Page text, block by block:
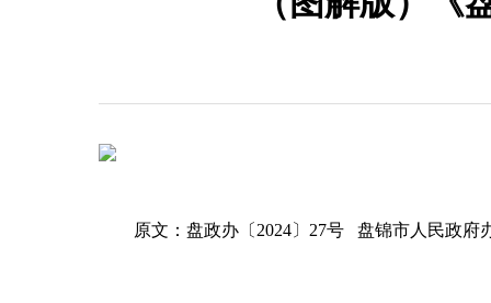
原文：盘政办〔 2024〕27号 盘锦市人民政府